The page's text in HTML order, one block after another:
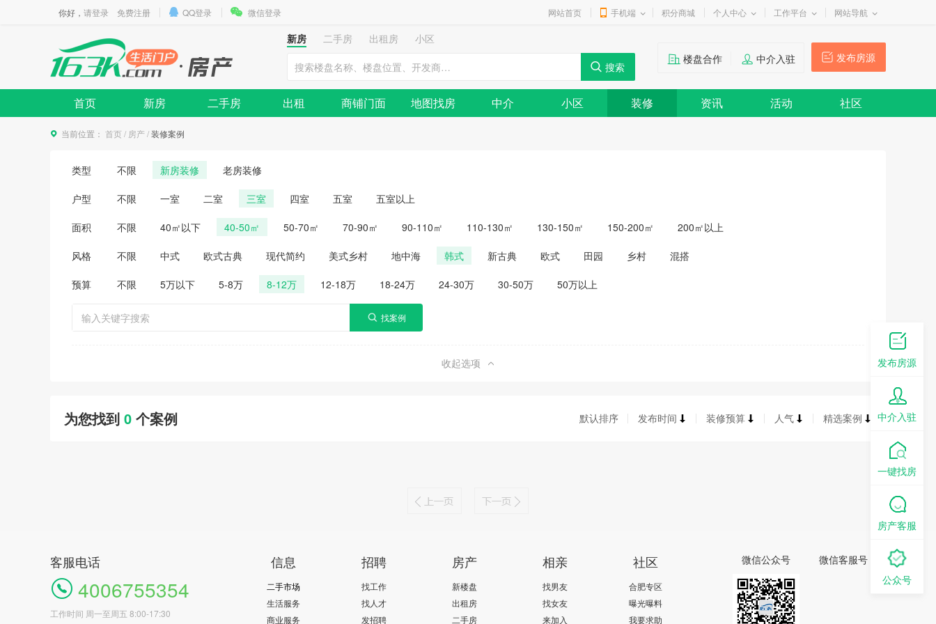
你好， 请登录 免费注册 QQ登录 微信登录 网站首页 手机端 积分商城 个人中心 工作平台 网站导航
新房 二手房 出租房
小区
发布房源
楼盘合作 中介入驻
首页 新房 二手房 出租 商铺门面 地图找房 中介 小区 装修 资讯 活动 社区
当前位置： 首页 / 房产/装修案例
类型 不限 新房装修 老房装修
户型 不限 一室 二室 三室 四室 五室 五室以上
面积 不限 40㎡以下 40-50㎡ 50-70㎡ 70-90㎡ 90-110㎡ 110-130㎡ 130-150㎡ 150-200㎡ 200㎡以上
风格 不限 中式 欧式古典 现代简约 美式乡村 地中海 韩式 新古典 欧式 田园 乡村 混搭
预算 不限 5万以下 5-8万 8-12万 12-18万 18-24万 24-30万 30-50万 50万以上
收起选项
默认排序 发布时间 装修预算 人气 精选案例
为您找到 0 个案例
客服电话
4006755354
工作时间 周一至周五 8:00-17:30
信息
二手市场
生活服务
商业服务
招聘
找工作
找人才
发招聘
房产
新楼盘
出租房
二手房
相亲
找男友
找女友
来加入
社区
合肥专区
曝光曝料
我要求助
微信公众号 微信客服号
发布房源
中介入驻
一键找房
房产客服
公众号